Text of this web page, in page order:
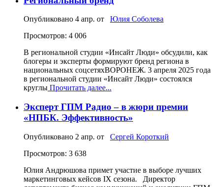
Опубликовано 4 апр. от Юлия Соболева
Просмотров: 4 006
В региональной студии «Инсайт Люди» обсудили, как
блогеры и эксперты формируют бренд региона в
национальных соцсетяхВОРОНЕЖ. 3 апреля 2025 года
в региональной студии «Инсайт Люди» состоялся
круглы Прочитать далее...
Эксперт ГПМ Радио – в жюри премии
«НПБК. Эффективность»
Опубликовано 2 апр. от Сергей Короткий
Просмотров: 3 638
Юлия Андрюшова примет участие в выборе лучших
маркетинговых кейсов IX сезона. Директор